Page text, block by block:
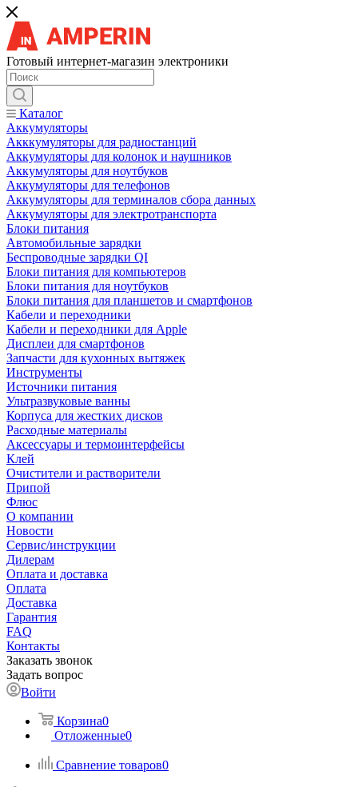
Готовый интернет-магазин электроники
Каталог
Аккумуляторы
Акккумуляторы для радиостанций
Аккумуляторы для колонок и наушников
Аккумуляторы для ноутбуков
Аккумуляторы для телефонов
Аккумуляторы для терминалов сбора данных
Аккумуляторы для электротранспорта
Блоки питания
Автомобильные зарядки
Беспроводные зарядки QI
Блоки питания для компьютеров
Блоки питания для ноутбуков
Блоки питания для планшетов и смартфонов
Кабели и переходники
Кабели и переходники для Apple
Дисплеи для смартфонов
Запчасти для кухонных вытяжек
Инструменты
Источники питания
Ультразвуковые ванны
Корпуса для жестких дисков
Расходные материалы
Аксессуары и термоинтерфейсы
Клей
Очистители и растворители
Припой
Флюс
О компании
Новости
Сервис/инструкции
Дилерам
Оплата и доставка
Оплата
Доставка
Гарантия
FAQ
Контакты
Заказать звонок
Задать вопрос
Войти
Корзина0
Отложенные0
Сравнение товаров0